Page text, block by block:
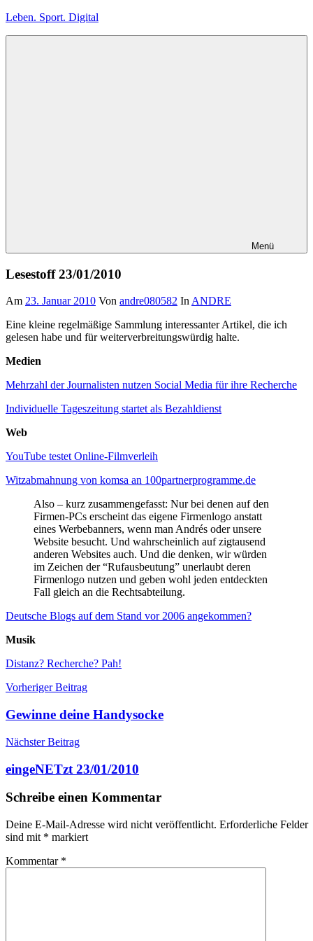
Zum
Leben. Sport. Digital
Menü
Lesestoff 23/01/2010
Am 23. Januar 2010 Von andre080582 InANDRE
Eine kleine regelmäßige Sammlung interessanter Artikel, die ich
gelesen habe und für weiterverbreitungswürdig halte.
Medien
Mehrzahl der Journalisten nutzen Social Media für ihre Recherche
Individuelle Tageszeitung startet als Bezahldienst
Web
YouTube testet Online-Filmverleih
Witzabmahnung von komsa an 100partnerprogramme.de
Also – kurz zusammengefasst: Nur bei denen auf den
Firmen-PCs erscheint das eigene Firmenlogo anstatt
eines Werbebanners, wenn man Andrés oder unsere
Website besucht. Und wahrscheinlich auf zigtausend
anderen Websites auch. Und die denken, wir würden
im Zeichen der “Rufausbeutung” unerlaubt deren
Firmenlogo nutzen und geben wohl jeden entdeckten
Fall gleich an die Rechtsabteilung.
Deutsche Blogs auf dem Stand vor 2006 angekommen?
Musik
Distanz? Recherche? Pah!
Beitragsnavigation
Vorheriger Beitrag
Gewinne deine Handysocke
Nächster Beitrag
eingeNETzt 23/01/2010
Schreibe einen Kommentar
Deine E-Mail-Adresse wird nicht veröffentlicht. Erforderliche Felder
sind mit * markiert
Kommentar *